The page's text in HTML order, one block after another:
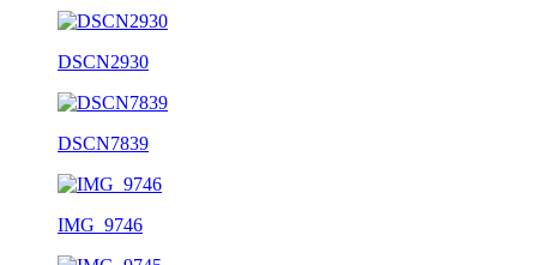
DSCN2930
DSCN7839
IMG_9746